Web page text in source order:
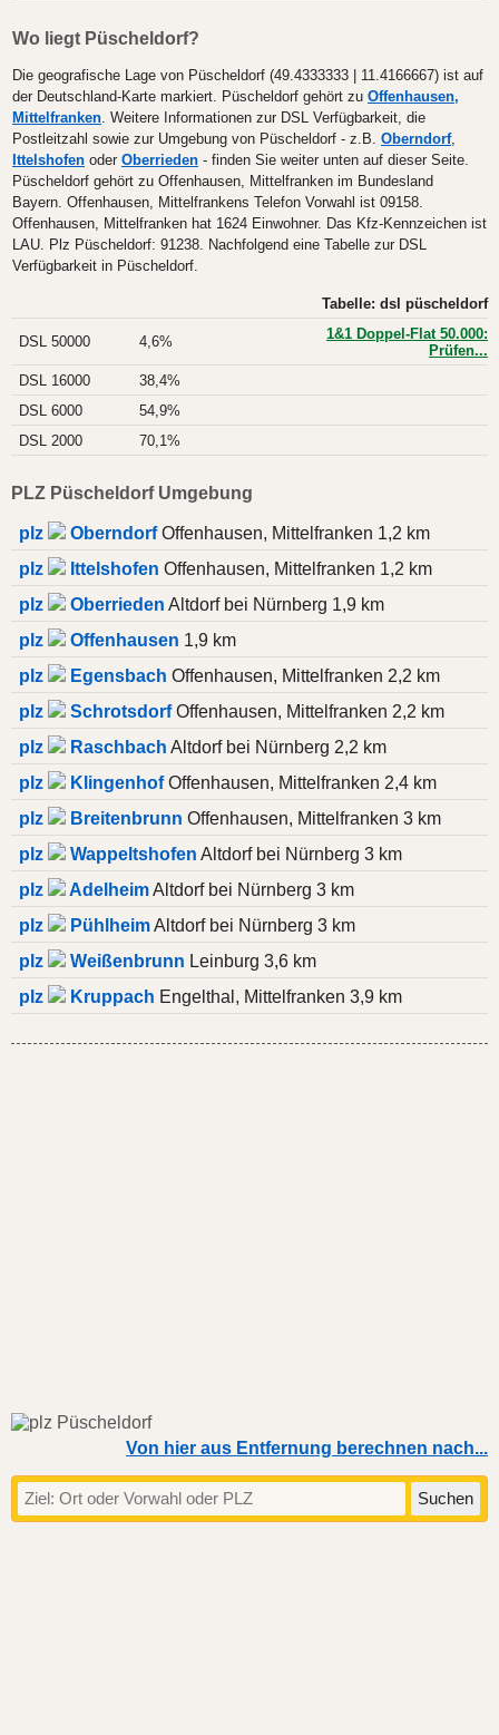
Wo liegt Püscheldorf?
Die geografische Lage von Püscheldorf (49.4333333 | 11.4166667) ist auf
der Deutschland-Karte markiert. Püscheldorf gehört zu Offenhausen,
Mittelfranken. Weitere Informationen zur DSL Verfügbarkeit, die
Postleitzahl sowie zur Umgebung von Püscheldorf - z.B. Oberndorf,
Ittelshofen oder Oberrieden - finden Sie weiter unten auf dieser Seite.
Püscheldorf gehört zu Offenhausen, Mittelfranken im Bundesland
Bayern. Offenhausen, Mittelfrankens Telefon Vorwahl ist 09158.
Offenhausen, Mittelfranken hat 1624 Einwohner. Das Kfz-Kennzeichen ist
LAU. Plz Püscheldorf: 91238. Nachfolgend eine Tabelle zur DSL
Verfügbarkeit in Püscheldorf.
Tabelle: dsl püscheldorf
DSL 50000 4,6%
1&1 Doppel-Flat 50.000:
Prüfen...
DSL 16000
38,4%
DSL 6000
54,9%
DSL 2000
70,1%
PLZ Püscheldorf Umgebung
plz OberndorfOffenhausen, Mittelfranken 1,2 km
plz
Ittelshofen Offenhausen, Mittelfranken 1,2 km
plz
Oberrieden Altdorf bei Nürnberg 1,9 km
plz
Offenhausen 1,9 km
plz
Egensbach Offenhausen, Mittelfranken 2,2 km
plz
SchrotsdorfOffenhausen, Mittelfranken 2,2 km
plz
Raschbach Altdorf bei Nürnberg 2,2 km
plz
KlingenhofOffenhausen, Mittelfranken 2,4 km
plz
Breitenbrunn Offenhausen, Mittelfranken 3 km
plz
Wappeltshofen Altdorf bei Nürnberg 3 km
plz
AdelheimAltdorf bei Nürnberg 3 km
plz
PühlheimAltdorf bei Nürnberg 3 km
plz
Weißenbrunn Leinburg 3,6 km
plz
Kruppach Engelthal, Mittelfranken 3,9 km
Von hier aus Entfernung berechnen nach...